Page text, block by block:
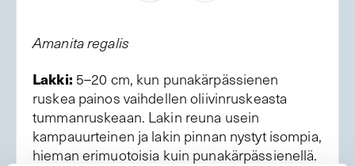
Amanita regalis
Lakki: 5–20 cm, kun punakärpässienen
ruskea painos vaihdellen oliivinruskeasta
tummanruskeaan. Lakin reuna usein
kampauurteinen ja lakin pinnan nystyt isompia,
hieman erimuotoisia kuin punakärpässienellä.